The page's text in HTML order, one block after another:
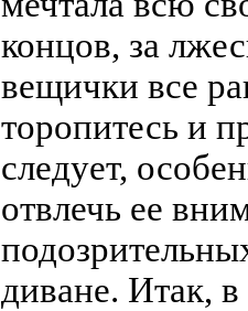
концов, за
вещички все
торопитесь и
следует,
отвлечь ее
диване. Итак, в